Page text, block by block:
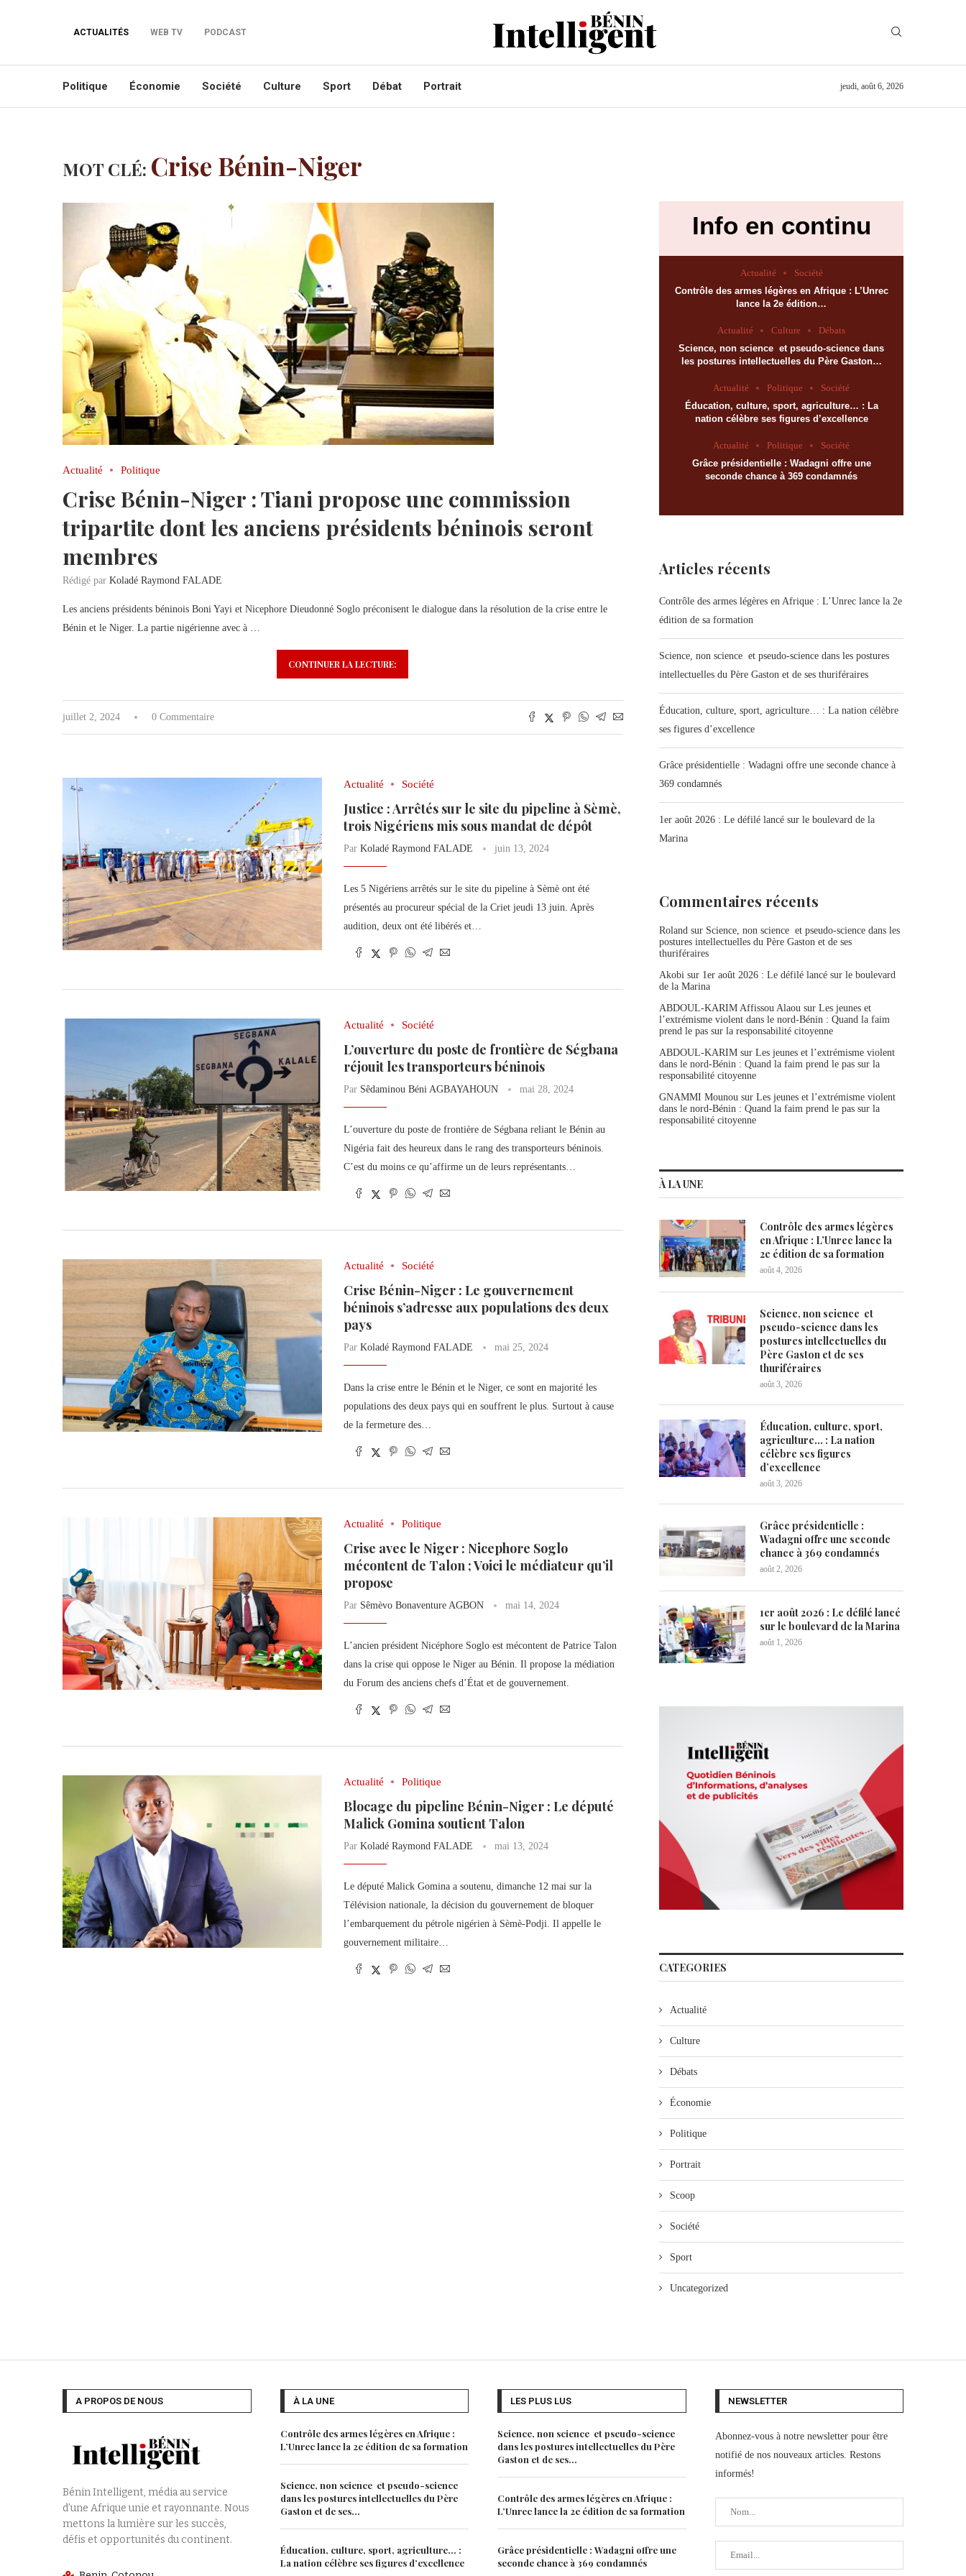
ACTUALITÉS WEB TV PODCAST
Politique Économie Société Culture Sport Débat Portrait jeudi, août 6, 2026
MOT CLÉ: Crise Bénin-Niger
Actualité Politique
Crise Bénin-Niger : Tiani propose une commission
tripartite dont les anciens présidents béninois seront
membres
Rédigé par Koladé Raymond FALADE
Les anciens présidents béninois Boni Yayi et Nicephore Dieudonné Soglo préconisent le dialogue dans la résolution de la crise entre le
Bénin et le Niger. La partie nigérienne avec à …
CONTINUER LA LECTURE:
juillet 2, 2024 0 Commentaire
Actualité Société
Justice : Arrêtés sur le site du pipeline à Sèmè,
trois Nigériens mis sous mandat de dépôt
Par Koladé Raymond FALADE juin 13, 2024
Les 5 Nigériens arrêtés sur le site du pipeline à Sèmè ont été
présentés au procureur spécial de la Criet jeudi 13 juin. Après
audition, deux ont été libérés et…
Actualité Société
L’ouverture du poste de frontière de Ségbana
réjouit les transporteurs béninois
Par Sêdaminou Béni AGBAYAHOUN mai 28, 2024
L’ouverture du poste de frontière de Ségbana reliant le Bénin au
Nigéria fait des heureux dans le rang des transporteurs béninois.
C’est du moins ce qu’affirme un de leurs représentants…
Actualité Société
Crise Bénin-Niger : Le gouvernement
béninois s’adresse aux populations des deux
pays
Par Koladé Raymond FALADE mai 25, 2024
Dans la crise entre le Bénin et le Niger, ce sont en majorité les
populations des deux pays qui en souffrent le plus. Surtout à cause
de la fermeture des…
Actualité Politique
Crise avec le Niger : Nicephore Soglo
mécontent de Talon ; Voici le médiateur qu’il
propose
Par Sêmèvo Bonaventure AGBON mai 14, 2024
L’ancien président Nicéphore Soglo est mécontent de Patrice Talon
dans la crise qui oppose le Niger au Bénin. Il propose la médiation
du Forum des anciens chefs d’État et de gouvernement.
Actualité Politique
Blocage du pipeline Bénin-Niger : Le député
Malick Gomina soutient Talon
Par Koladé Raymond FALADE mai 13, 2024
Le député Malick Gomina a soutenu, dimanche 12 mai sur la
Télévision nationale, la décision du gouvernement de bloquer
l’embarquement du pétrole nigérien à Sèmè-Podji. Il appelle le
gouvernement militaire…
Info en continu
Actualité
Société
Contrôle des armes légères en Afrique : L’Unrec
lance la 2e édition…
Actualité Culture
Débats
Science, non science et pseudo-science dans
les postures intellectuelles du Père Gaston…
Actualité Politique
Société
Éducation, culture, sport, agriculture… : La
nation célèbre ses figures d’excellence
Actualité Politique
Société
Grâce présidentielle : Wadagni offre une
seconde chance à 369 condamnés
Articles récents
Contrôle des armes légères en Afrique : L’Unrec lance la 2e
édition de sa formation
Science, non science et pseudo-science dans les postures
intellectuelles du Père Gaston et de ses thuriféraires
Éducation, culture, sport, agriculture… : La nation célèbre
ses figures d’excellence
Grâce présidentielle : Wadagni offre une seconde chance à
369 condamnés
1er août 2026 : Le défilé lancé sur le boulevard de la
Marina
Commentaires récents
Roland sur Science, non science et pseudo-science dans les
postures intellectuelles du Père Gaston et de ses
thuriféraires
Akobi sur 1er août 2026 : Le défilé lancé sur le boulevard
de la Marina
ABDOUL-KARIM Affissou Alaou sur Les jeunes et
l’extrémisme violent dans le nord-Bénin : Quand la faim
prend le pas sur la responsabilité citoyenne
ABDOUL-KARIM sur Les jeunes et l’extrémisme violent
dans le nord-Bénin : Quand la faim prend le pas sur la
responsabilité citoyenne
GNAMMI Mounou sur Les jeunes et l’extrémisme violent
dans le nord-Bénin : Quand la faim prend le pas sur la
responsabilité citoyenne
À LA UNE
Contrôle des armes légères
en Afrique : L’Unrec lance la
2e édition de sa formation
août 4, 2026
Science, non science et
pseudo-science dans les
postures intellectuelles du
Père Gaston et de ses
thuriféraires
août 3, 2026
Éducation, culture, sport,
agriculture… : La nation
célèbre ses figures
d’excellence
août 3, 2026
Grâce présidentielle :
Wadagni offre une seconde
chance à 369 condamnés
août 2, 2026
1er août 2026 : Le défilé lancé
sur le boulevard de la Marina
août 1, 2026
CATEGORIES
Actualité
Culture
Débats
Économie
Politique
Portrait
Scoop
Société
Sport
Uncategorized
A PROPOS DE NOUS
Bénin Intelligent, média au service
d’une Afrique unie et rayonnante. Nous
mettons la lumière sur les succès,
défis et opportunités du continent.
À LA UNE
Contrôle des armes légères en Afrique :
L’Unrec lance la 2e édition de sa formation
Science, non science et pseudo-science
dans les postures intellectuelles du Père
Gaston et de ses...
Éducation, culture, sport, agriculture… :
La nation célèbre ses figures d’excellence
LES PLUS LUS
Science, non science et pseudo-science
dans les postures intellectuelles du Père
Gaston et de ses...
Contrôle des armes légères en Afrique :
L’Unrec lance la 2e édition de sa formation
Grâce présidentielle : Wadagni offre une
seconde chance à 369 condamnés
NEWSLETTER
Abonnez-vous à notre newsletter pour être
notifié de nos nouveaux articles. Restons
informés!